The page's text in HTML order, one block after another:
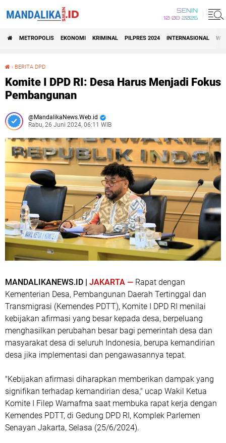
SENIN
10•08•2026
METROPOLIS EKONOMI KRIMINAL PILPRES 2024 INTERNASIONAL
› BERITA DPD
Komite I DPD RI: Desa Harus Menjadi Fokus
Pembangunan
MandalikaNews.Web.id
Rabu, 26 Juni 2024, 06:11 WIB
MANDALIKANEWS.ID | JAKARTA — Rapat dengan
Kementerian Desa, Pembangunan Daerah Tertinggal dan
Transmigrasi (Kemendes PDTT), Komite I DPD RI menilai
kebijakan afirmasi yang besar kepada desa, berpeluang
menghasilkan perubahan besar bagi pemerintah desa dan
masyarakat desa di seluruh Indonesia, berupa kemandirian
desa jika implementasi dan pengawasannya tepat.
"Kebijakan afirmasi diharapkan memberikan dampak yang
signifikan terhadap kemandirian desa," ucap Wakil Ketua
Komite I Filep Wamafma saat membuka rapat kerja dengan
Kemendes PDTT, di Gedung DPD RI, Komplek Parlemen
Senayan Jakarta, Selasa (25/6/2024).